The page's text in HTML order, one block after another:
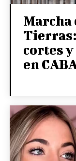
Marcha
cortes
en